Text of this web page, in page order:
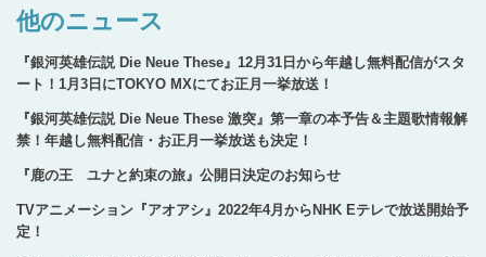
他のニュース
『銀河英雄伝説 Die Neue These』12月31日から年越し無料配信がスタ
ート！1月3日にTOKYO MXにてお正月一挙放送！
『銀河英雄伝説 Die Neue These 激突』第一章の本予告＆主題歌情報解
禁！年越し無料配信・お正月一挙放送も決定！
『鹿の王 ユナと約束の旅』公開日決定のお知らせ
TVアニメーション『アオアシ』2022年4月からNHK Eテレで放送開始予
定！